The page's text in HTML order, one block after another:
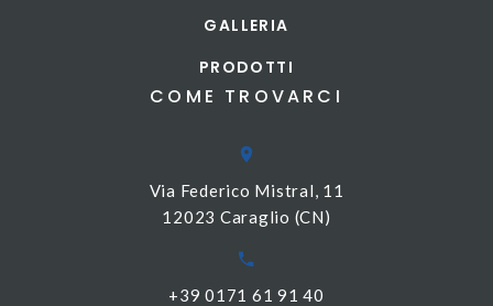
GALLERIA
PRODOTTI
COME TROVARCI
Via Federico Mistral, 11
12023 Caraglio (CN)
+39 0171 61 91 40